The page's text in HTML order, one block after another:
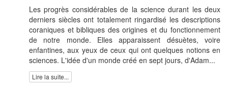
Les progrès considérables de la science durant les deux
derniers siècles ont totalement ringardisé les descriptions
coraniques et bibliques des origines et du fonctionnement
de notre monde. Elles apparaissent désuètes, voire
enfantines, aux yeux de ceux qui ont quelques notions en
sciences. L'idée d'un monde créé en sept jours, d'Adam...
Lire la suite...